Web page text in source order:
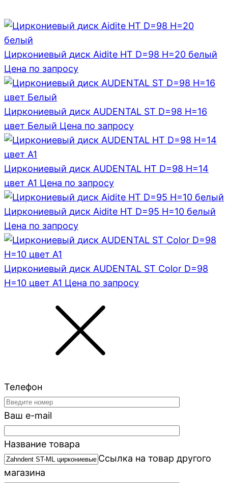
Циркониевый диск Aidite HT D=98 H=20 белый
Цена по запросу
Циркониевый диск AUDENTAL ST D=98 H=16
цвет Белый Цена по запросу
Циркониевый диск AUDENTAL HT D=98 H=14
цвет A1 Цена по запросу
Циркониевый диск Aidite HT D=95 H=10 белый
Цена по запросу
Циркониевый диск AUDENTAL ST Color D=98
H=10 цвет A1 Цена по запросу
Телефон
Ваш e-mail
Название товара
Ссылка на товар другого
магазина